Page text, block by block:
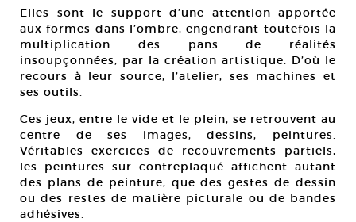
Elles sont le support d’une attention apportée
aux formes dans l’ombre, engendrant toutefois la
multiplication des pans de réalités
insoupçonnées, par la création artistique. D’où le
recours à leur source, l’atelier, ses machines et
ses outils.
Ces jeux, entre le vide et le plein, se retrouvent au
centre de ses images, dessins, peintures.
Véritables exercices de recouvrements partiels,
les peintures sur contreplaqué affichent autant
des plans de peinture, que des gestes de dessin
ou des restes de matière picturale ou de bandes
adhésives.